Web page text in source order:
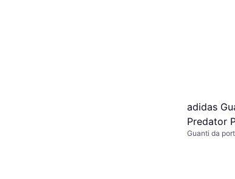
adidas
Predator
Guanti da